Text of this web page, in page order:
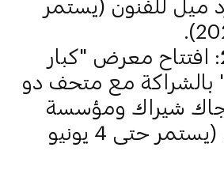
ميل للفنون (يستمر
: افتتاح معرض "كبار
بالشراكة مع متحف دو
جاك شيراك ومؤسسة
متاحف فرنسا (يستمر حتى 4 يونيو